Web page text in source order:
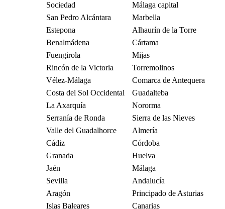
Sociedad
Málaga capital
San Pedro Alcántara
Marbella
Estepona
Alhaurín de la Torre
Benalmádena
Cártama
Fuengirola
Mijas
Rincón de la Victoria
Torremolinos
Vélez-Málaga
Comarca de Antequera
Costa del Sol Occidental
Guadalteba
La Axarquía
Nororma
Serranía de Ronda
Sierra de las Nieves
Valle del Guadalhorce
Almería
Cádiz
Córdoba
Granada
Huelva
Jaén
Málaga
Sevilla
Andalucía
Aragón
Principado de Asturias
Islas Baleares
Canarias